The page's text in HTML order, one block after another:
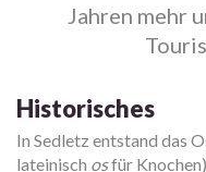
Jahren mehr
Historisches
In Sedletz entstand das
lateinisch osfür